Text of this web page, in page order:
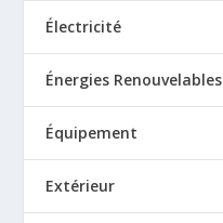
Électricité
Énergies Renouvelables
Équipement
Extérieur